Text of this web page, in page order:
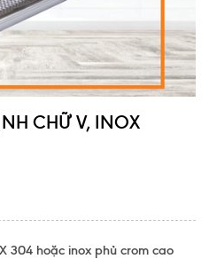
CHỮ V, INOX
304 hoặc inox phủ crom cao